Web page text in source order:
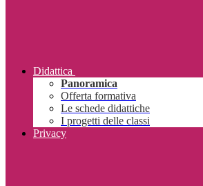
Didattica
Panoramica
Offerta formativa
Le schede didattiche
I progetti delle classi
Privacy